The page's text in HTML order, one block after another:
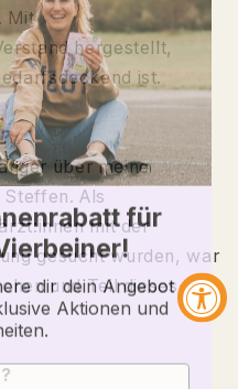
Mit
hergestellt,
ist.
über meine
Steffen. Als
mit der
gesucht wurden, war
und Teil dieses
für
dir dein Angebot –
Aktionen und